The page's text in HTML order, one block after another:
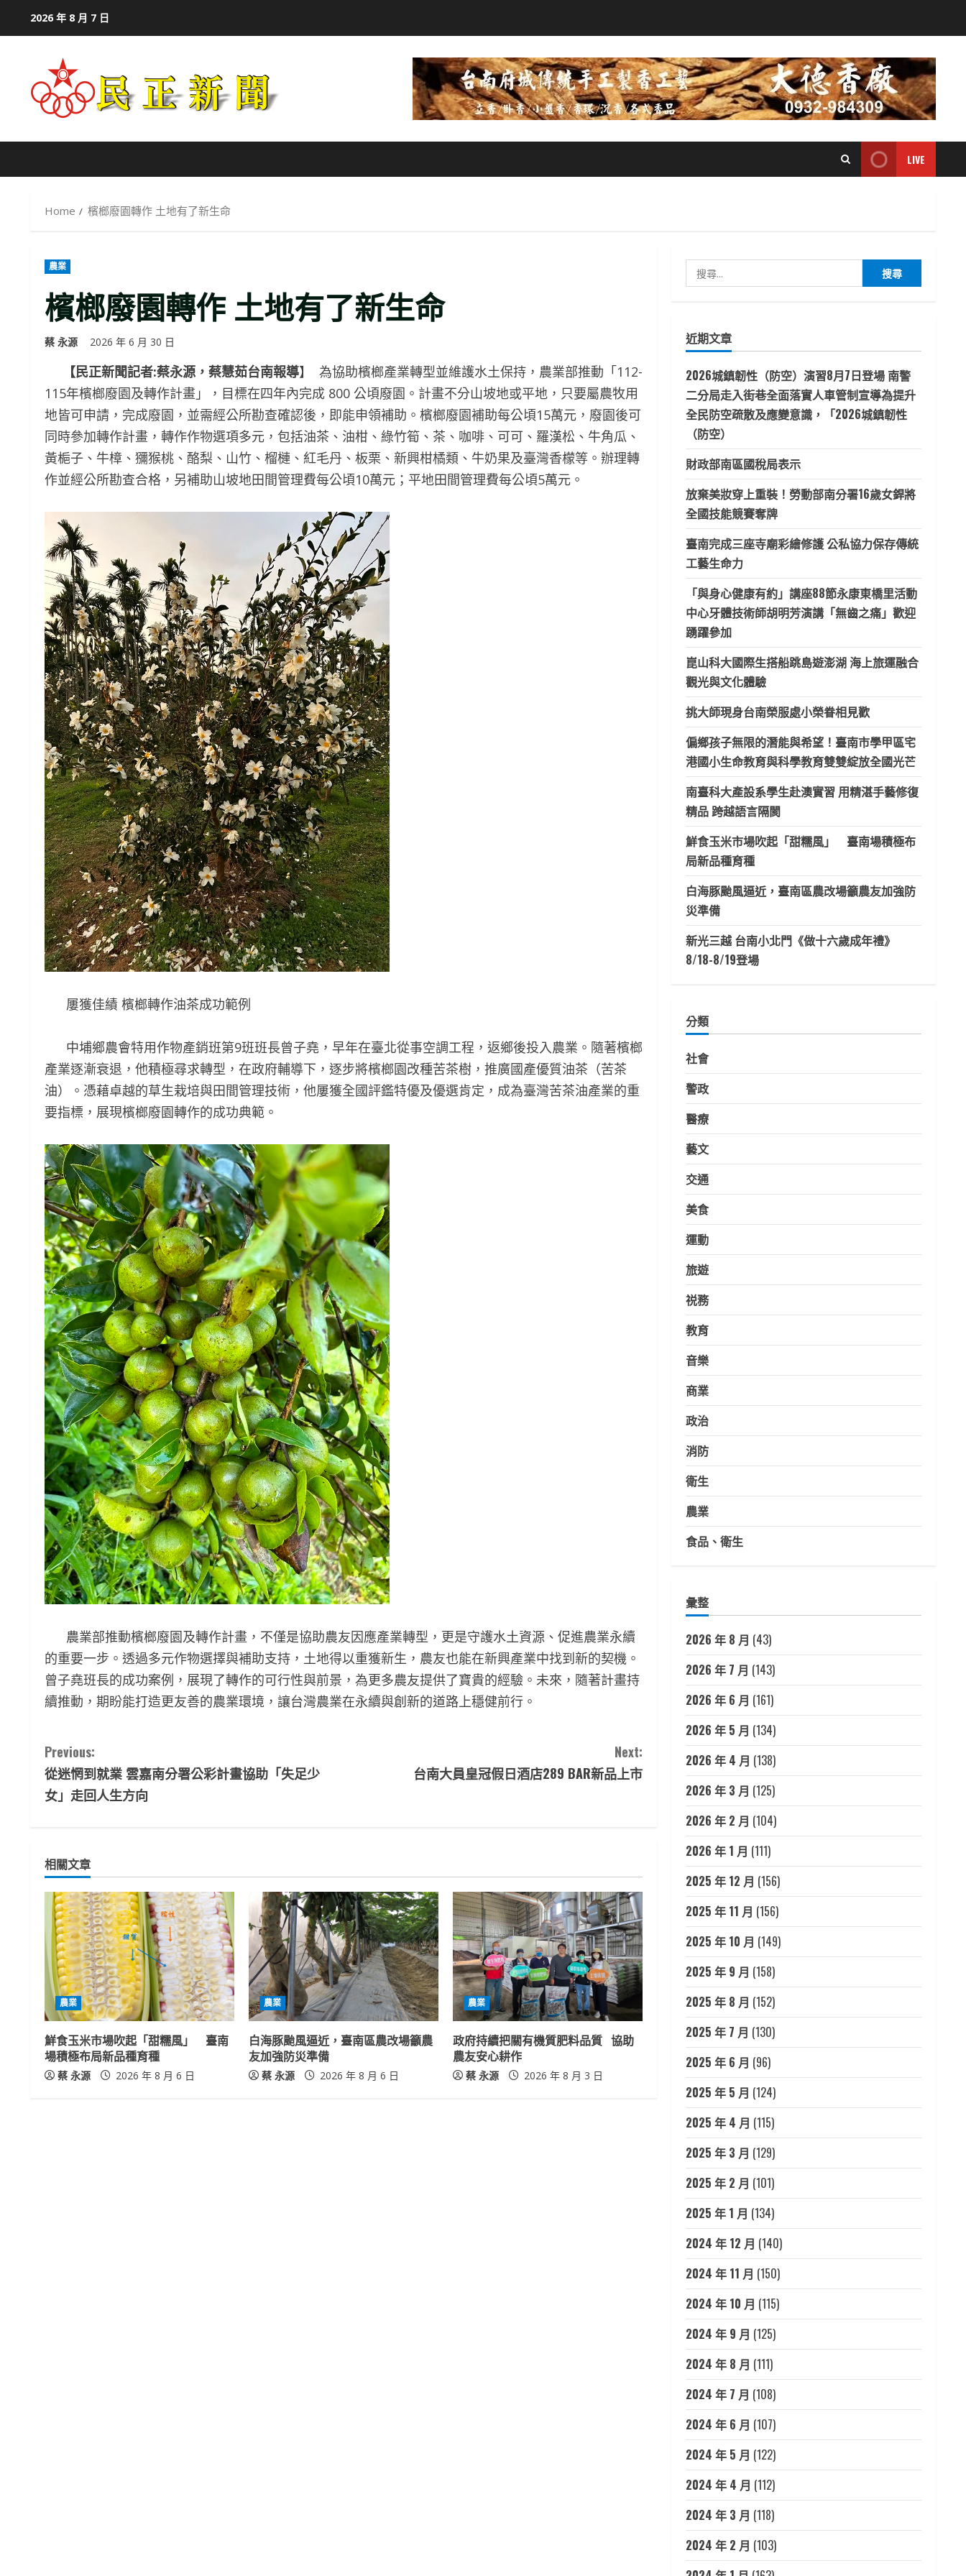
2026 年 8 月 7 日
LIVE
Home 檳榔廢園轉作 土地有了新生命
農業
檳榔廢園轉作 土地有了新生命
蔡 永源 2026 年 6 月 30 日
【民正新聞記者:蔡永源，蔡慧茹台南報導】 為協助檳榔產業轉型並維護水土保持，農業部推動「112-
115年檳榔廢園及轉作計畫」，目標在四年內完成 800 公頃廢園。計畫不分山坡地或平地，只要屬農牧用
地皆可申請，完成廢園，並需經公所勘查確認後，即能申領補助。檳榔廢園補助每公頃15萬元，廢園後可
同時參加轉作計畫，轉作作物選項多元，包括油茶、油柑、綠竹筍、茶、咖啡、可可、羅漢松、牛角瓜、
黃梔子、牛樟、獼猴桃、酪梨、山竹、榴槤、紅毛丹、板栗、新興柑橘類、牛奶果及臺灣香檬等。辦理轉
作並經公所勘查合格，另補助山坡地田間管理費每公頃10萬元；平地田間管理費每公頃5萬元。
屢獲佳績 檳榔轉作油茶成功範例
中埔鄉農會特用作物產銷班第9班班長曾子堯，早年在臺北從事空調工程，返鄉後投入農業。隨著檳榔
產業逐漸衰退，他積極尋求轉型，在政府輔導下，逐步將檳榔園改種苦茶樹，推廣國產優質油茶（苦茶
油）。憑藉卓越的草生栽培與田間管理技術，他屢獲全國評鑑特優及優選肯定，成為臺灣苦茶油產業的重
要指標，展現檳榔廢園轉作的成功典範。
農業部推動檳榔廢園及轉作計畫，不僅是協助農友因應產業轉型，更是守護水土資源、促進農業永續
的重要一步。透過多元作物選擇與補助支持，土地得以重獲新生，農友也能在新興產業中找到新的契機。
曾子堯班長的成功案例，展現了轉作的可行性與前景，為更多農友提供了寶貴的經驗。未來，隨著計畫持
續推動，期盼能打造更友善的農業環境，讓台灣農業在永續與創新的道路上穩健前行。
C
o
i
n
u
e
R
e
a
d
Previous:
從迷惘到就業 雲嘉南分署公彩計畫協助「失足少
女」走回人生方向
Next:
台南大員皇冠假日酒店289 BAR新品上市
相關文章
農業
鮮食玉米市場吹起「甜糯風」 臺南
場積極布局新品種育種
蔡 永源 2026 年 8 月 6 日
農業
白海豚颱風逼近，臺南區農改場籲農
友加強防災準備
蔡 永源 2026 年 8 月 6 日
農業
政府持續把關有機質肥料品質 協助
農友安心耕作
蔡 永源 2026 年 8 月 3 日
尋
字:
近期文章
2026城鎮韌性（防空）演習8月7日登場 南警
二分局走入街巷全面落實人車管制宣導為提升
全民防空疏散及應變意識，「2026城鎮韌性
（防空）
財政部南區國稅局表示
放棄美妝穿上重裝！勞動部南分署16歲女銲將
全國技能競賽奪牌
臺南完成三座寺廟彩繪修護 公私協力保存傳統
工藝生命力
「與身心健康有約」講座88節永康東橋里活動
中心牙體技術師胡明芳演講「無齒之痛」歡迎
踴躍參加
崑山科大國際生搭船跳島遊澎湖 海上旅運融合
觀光與文化體驗
挑大師現身台南榮服處小榮眷相見歡
偏鄉孩子無限的潛能與希望！臺南市學甲區宅
港國小生命教育與科學教育雙雙綻放全國光芒
南臺科大產設系學生赴澳實習 用精湛手藝修復
精品 跨越語言隔閡
鮮食玉米市場吹起「甜糯風」 臺南場積極布
局新品種育種
白海豚颱風逼近，臺南區農改場籲農友加強防
災準備
新光三越 台南小北門《做十六歲成年禮》
8/18-8/19登場
分類
社會
警政
醫療
藝文
交通
美食
運動
旅遊
祱務
教育
音樂
商業
政治
消防
衛生
農業
食品、衛生
彙整
2026 年 8 月 (43)
2026 年 7 月 (143)
2026 年 6 月 (161)
2026 年 5 月 (134)
2026 年 4 月 (138)
2026 年 3 月 (125)
2026 年 2 月 (104)
2026 年 1 月 (111)
2025 年 12 月 (156)
2025 年 11 月 (156)
2025 年 10 月 (149)
2025 年 9 月 (158)
2025 年 8 月 (152)
2025 年 7 月 (130)
2025 年 6 月 (96)
2025 年 5 月 (124)
2025 年 4 月 (115)
2025 年 3 月 (129)
2025 年 2 月 (101)
2025 年 1 月 (134)
2024 年 12 月 (140)
2024 年 11 月 (150)
2024 年 10 月 (115)
2024 年 9 月 (125)
2024 年 8 月 (111)
2024 年 7 月 (108)
2024 年 6 月 (107)
2024 年 5 月 (122)
2024 年 4 月 (112)
2024 年 3 月 (118)
2024 年 2 月 (103)